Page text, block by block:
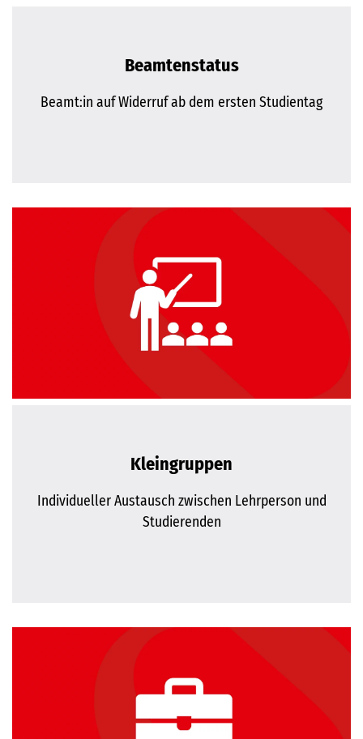
Beamtenstatus
Beamt:in auf Widerruf ab dem ersten Studientag
Kleingruppen
Individueller Austausch zwischen Lehrperson und
Studierenden